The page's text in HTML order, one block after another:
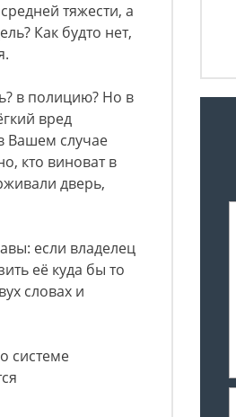
тяжести, а
Как будто нет,
в полицию? Но в
вред
Вашем случае
кто виноват в
дверь,
если владелец
её куда бы то
словах и
системе